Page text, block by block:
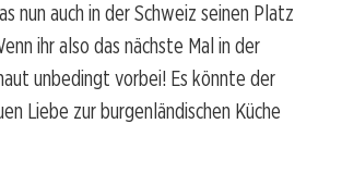
nun auch in der Schweiz seinen Platz
ihr also das nächste Mal in der
unbedingt vorbei! Es könnte der
Liebe zur burgenländischen Küche